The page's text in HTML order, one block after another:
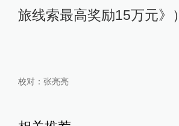
旅线索最高奖励15万元》）
校对： 张亮亮